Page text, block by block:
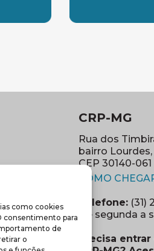
como cookies
consentimento para
de
o
(abre em nova janela)
CRP-MG
Rua dos
bairro
CEP 30140-061
COMO
Telefone:(31)
De segunda a
Precisa